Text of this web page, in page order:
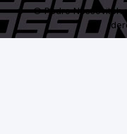
© Pedro Nossovitch